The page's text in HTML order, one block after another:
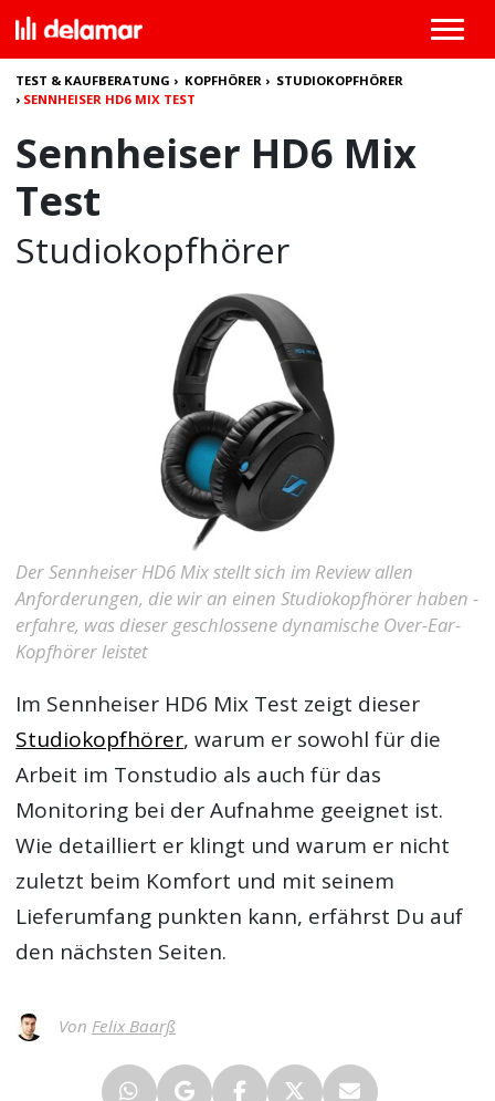
TEST & KAUFBERATUNG › KOPFHÖRER › STUDIOKOPFHÖRER
› SENNHEISER HD6 MIX TEST
Sennheiser HD6 Mix
Test
Studiokopfhörer
Der Sennheiser HD6 Mix stellt sich im Review allen
Anforderungen, die wir an einen Studiokopfhörer haben -
erfahre, was dieser geschlossene dynamische Over-Ear-
Kopfhörer leistet
Im Sennheiser HD6 Mix Test zeigt dieser
Studiokopfhörer, warum er sowohl für die
Arbeit im Tonstudio als auch für das
Monitoring bei der Aufnahme geeignet ist.
Wie detailliert er klingt und warum er nicht
zuletzt beim Komfort und mit seinem
Lieferumfang punkten kann, erfährst Du auf
den nächsten Seiten.
Von Felix Baarß